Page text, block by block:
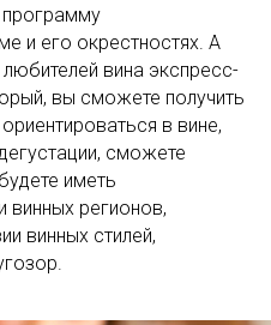
программу
и его окрестностях. А
вина экспресс-
вы сможете получить
в вине,
сможете
иметь
винных регионов,
винных стилей,